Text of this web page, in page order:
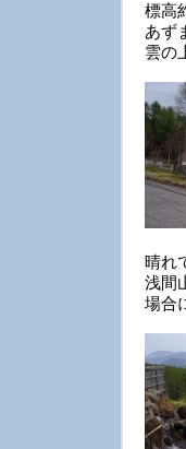
標高
あず
雲の
晴れ
浅間
場合